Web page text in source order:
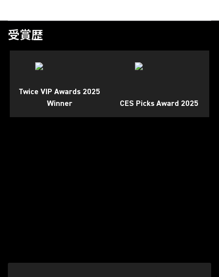
受賞歴
Twice VIP Awards 2025
Winner
CES Picks Award 2025